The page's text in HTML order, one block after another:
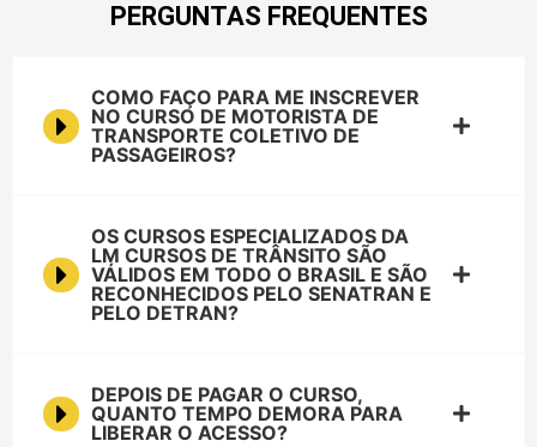
PERGUNTAS FREQUENTES
COMO FAÇO PARA ME INSCREVER
NO CURSO DE MOTORISTA DE
TRANSPORTE COLETIVO DE
PASSAGEIROS?
OS CURSOS ESPECIALIZADOS DA
LM CURSOS DE TRÂNSITO SÃO
VÁLIDOS EM TODO O BRASIL E SÃO
RECONHECIDOS PELO SENATRAN E
PELO DETRAN?
DEPOIS DE PAGAR O CURSO,
QUANTO TEMPO DEMORA PARA
LIBERAR O ACESSO?